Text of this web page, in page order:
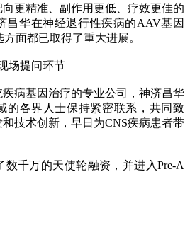
更精准、副作用更低、疗效更佳的
昌华在神经退行性疾病的AAV基因
面都已取得了重大进展。
场提问环节
病基因治疗的专业公司，神济昌华
的各界人士保持紧密联系，共同致
技术创新，早日为CNS疾病患者带
千万的天使轮融资，并进入Pre-A